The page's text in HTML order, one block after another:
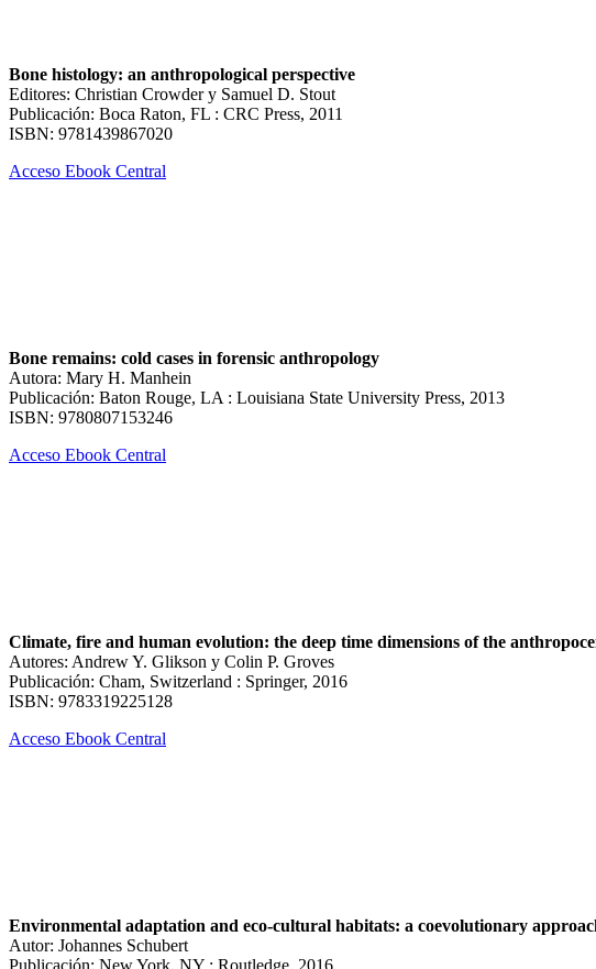
Bone histology: an anthropological perspective
Editores: Christian Crowder y Samuel D. Stout
Publicación: Boca Raton, FL : CRC Press, 2011
ISBN: 9781439867020
Acceso Ebook Central
Bone remains: cold cases in forensic anthropology
Autora: Mary H. Manhein
Publicación: Baton Rouge, LA : Louisiana State University Press, 2013
ISBN: 9780807153246
Acceso Ebook Central
Climate, fire and human evolution: the deep time dimensions of the
Autores: Andrew Y. Glikson y Colin P. Groves
Publicación: Cham, Switzerland : Springer, 2016
ISBN: 9783319225128
Acceso Ebook Central
Environmental adaptation and eco-cultural habitats: a coevolutionary
Autor: Johannes Schubert
Publicación: New York, NY : Routledge, 2016